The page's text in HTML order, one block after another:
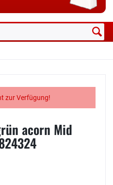
zur Verfügung!
acorn Mid